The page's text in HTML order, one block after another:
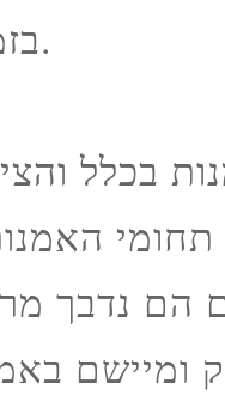
בזמן הצילום והעיבוד.
בכלל
הם נדבך
ומיישם